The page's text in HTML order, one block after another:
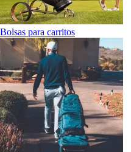
Bolsas para carritos